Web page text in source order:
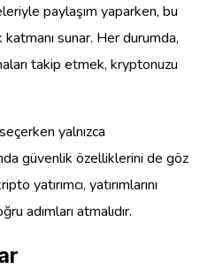
paylaşım yaparken, bu
sunar. Her durumda,
takip etmek, kryptonuzu
yalnızca
güvenlik özelliklerini de göz
yatırımcı, yatırımlarını
adımları atmalıdır.